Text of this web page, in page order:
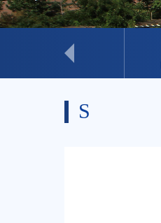
科研助理
Research Assistant
S